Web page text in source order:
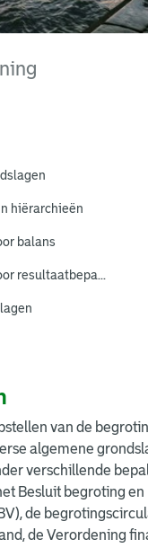
hiërarchieën
balans
resultaatbepa...
van de
algemene
verschillende
Besluit begroting en
de
de Verordening